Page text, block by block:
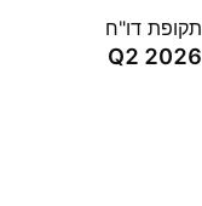
תקופת דו"ח
Q2 2026